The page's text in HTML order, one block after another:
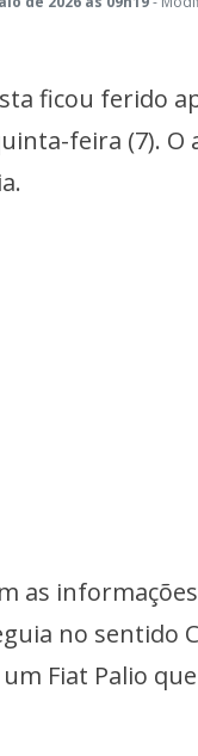
ficou ferido
feira (7). O
as
no sentido
Fiat Palio